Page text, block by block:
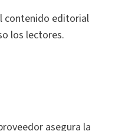
contenido editorial
los lectores.
asegura la